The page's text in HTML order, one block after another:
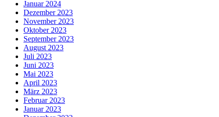
Januar 2024
Dezember 2023
November 2023
Oktober 2023
September 2023
August 2023
Juli 2023
Juni 2023
Mai 2023
April 2023
März 2023
Februar 2023
Januar 2023